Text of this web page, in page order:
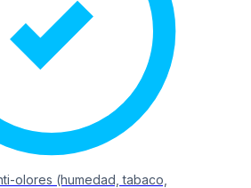
olores (humedad, tabaco,